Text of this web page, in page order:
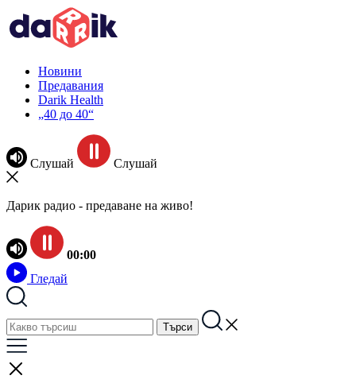
Новини
Предавания
Darik Health
„40 до 40“
Слушай Слушай
Дарик радио - предаване на живо!
00:00
Гледай